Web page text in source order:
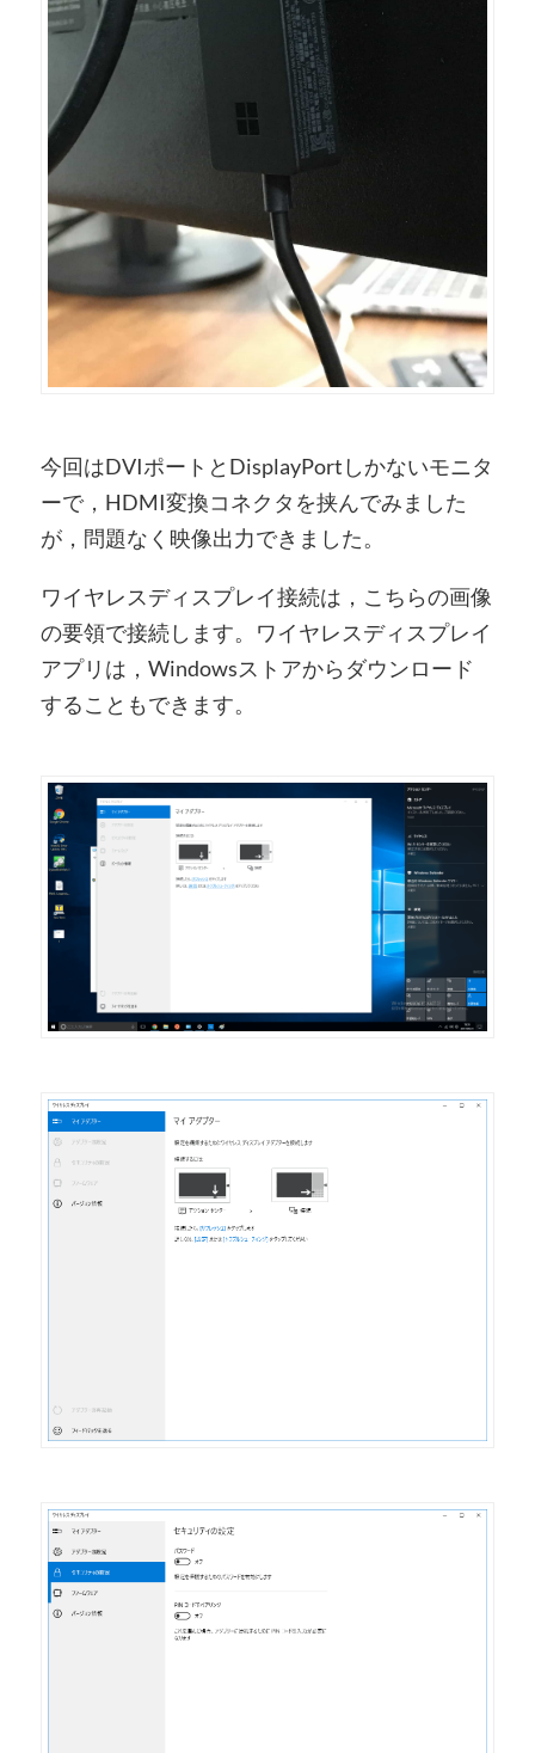
今回はDVIポートとDisplayPortしかないモニタ
ーで，HDMI変換コネクタを挟んでみました
が，問題なく映像出力できました。
ワイヤレスディスプレイ接続は，こちらの画像
の要領で接続します。ワイヤレスディスプレイ
アプリは，Windowsストアからダウンロード
することもできます。